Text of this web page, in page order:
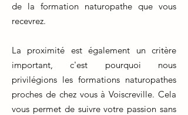
de la formation naturopathe que vous
recevrez.
La proximité est également un critère
important, c'est pourquoi nous
privilégions les formations naturopathes
proches de chez vous à Voiscreville. Cela
vous permet de suivre votre passion sans